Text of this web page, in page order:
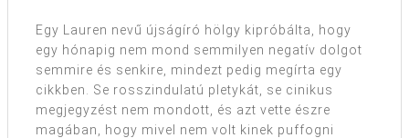
Egy Lauren nevű újságíró hölgy kipróbálta, hogy
egy hónapig nem mond semmilyen negatív dolgot
semmire és senkire, mindezt pedig megírta egy
cikkben. Se rosszindulatú pletykát, se cinikus
megjegyzést nem mondott, és azt vette észre
magában, hogy mivel nem volt kinek puffogni